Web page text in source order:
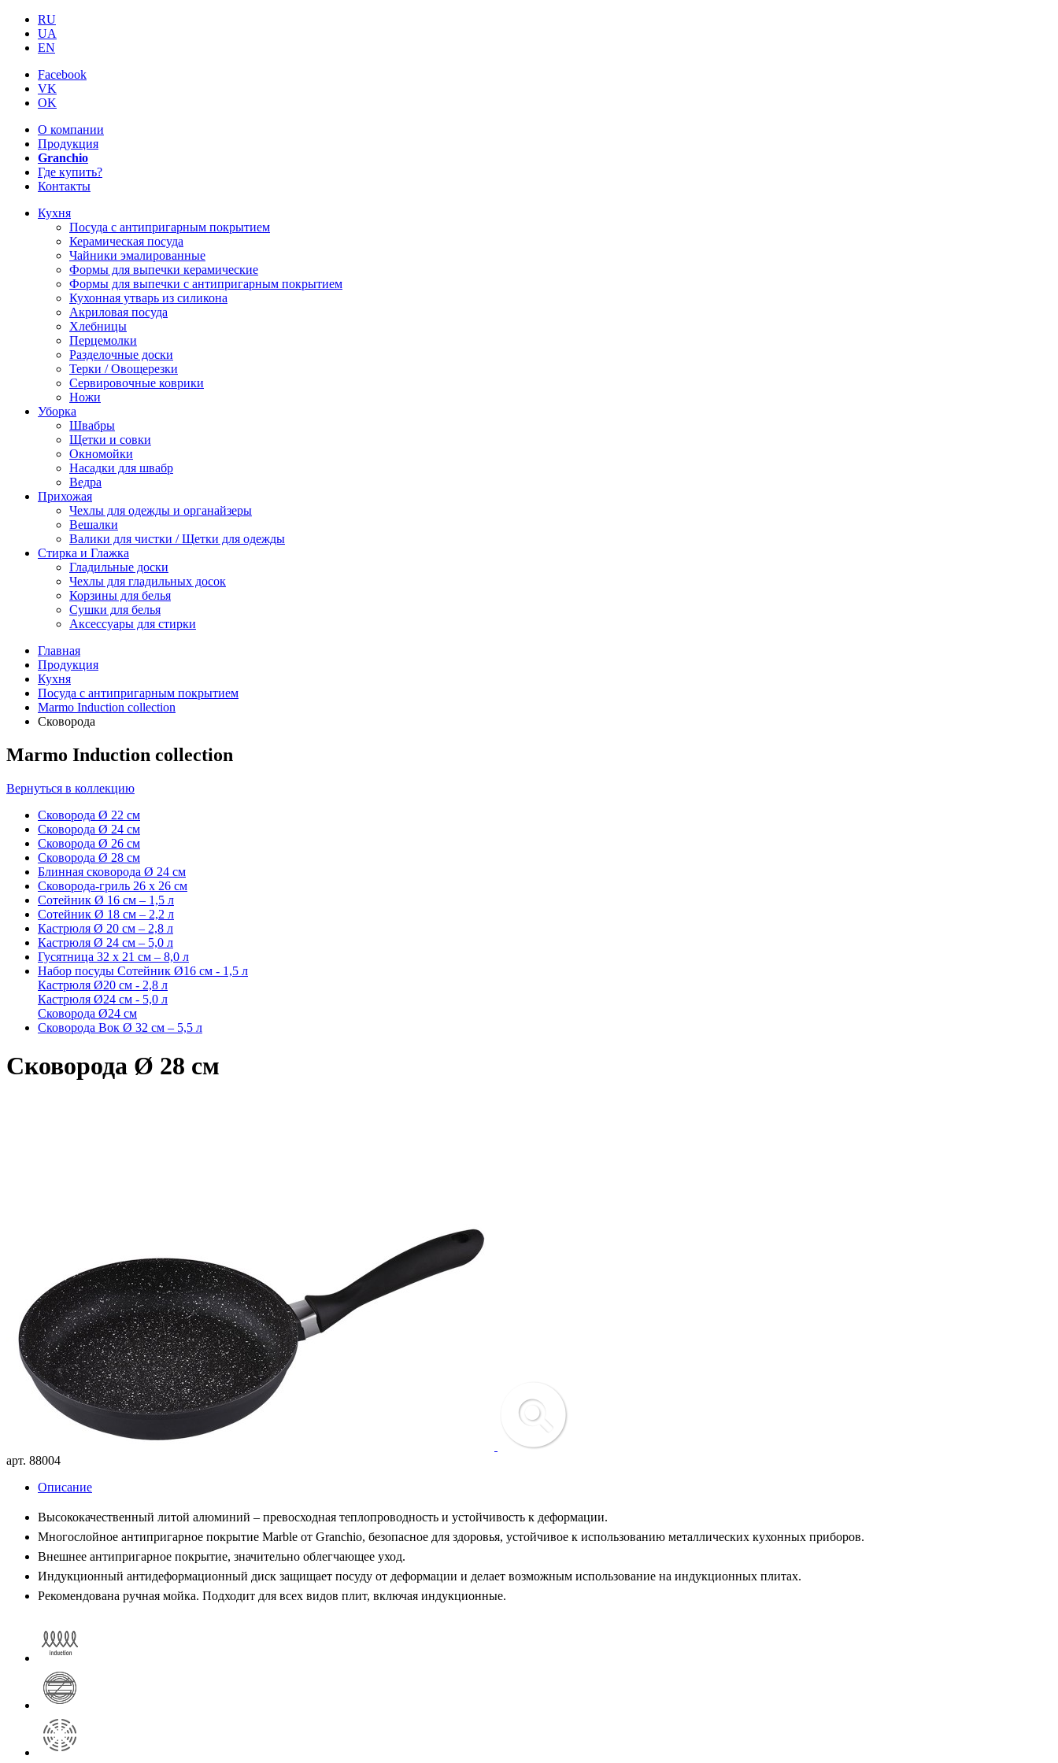
RU
UA
EN
Facebook
VK
OK
О компании
Продукция
Granchio
Где купить?
Контакты
Кухня
Посуда с антипригарным покрытием
Керамическая посуда
Чайники эмалированные
Формы для выпечки керамические
Формы для выпечки с антипригарным покрытием
Кухонная утварь из силикона
Акриловая посуда
Хлебницы
Перцемолки
Разделочные доски
Терки / Овощерезки
Сервировочные коврики
Ножи
Уборка
Швабры
Щетки и совки
Окномойки
Насадки для швабр
Ведра
Прихожая
Чехлы для одежды и органайзеры
Вешалки
Валики для чистки / Щетки для одежды
Стирка и Глажка
Гладильные доски
Чехлы для гладильных досок
Корзины для белья
Сушки для белья
Аксессуары для стирки
Главная
Продукция
Кухня
Посуда с антипригарным покрытием
Marmo Induction collection
Сковорода
Marmo Induction collection
Вернуться в коллекцию
Cковорода Ø 22 см
Сковорода Ø 24 см
Сковорода Ø 26 см
Сковорода Ø 28 см
Блинная сковорода Ø 24 см
Cковорода-гриль 26 х 26 см
Сотейник Ø 16 см – 1,5 л
Сотейник Ø 18 см – 2,2 л
Кастрюля Ø 20 см – 2,8 л
Кастрюля Ø 24 см – 5,0 л
Гусятница 32 х 21 см – 8,0 л
Набор посуды Сотейник Ø16 см - 1,5 л
Кастрюля Ø20 см - 2,8 л
Кастрюля Ø24 см - 5,0 л
Сковорода Ø24 см
Сковорода Вок Ø 32 см – 5,5 л
Сковорода Ø 28 см
арт. 88004
Описание
Высококачественный литой алюминий – превосходная теплопроводность и устойчивость к деформации.
Многослойное антипригарное покрытие Marble от Granchio, безопасное для здоровья, устойчивое к использованию металлических кухонных приборов.
Внешнее антипригарное покрытие, значительно облегчающее уход.
Индукционный антидеформационный диск защищает посуду от деформации и делает возможным использование на индукционных плитах.
Рекомендована ручная мойка. Подходит для всех видов плит, включая индукционные.